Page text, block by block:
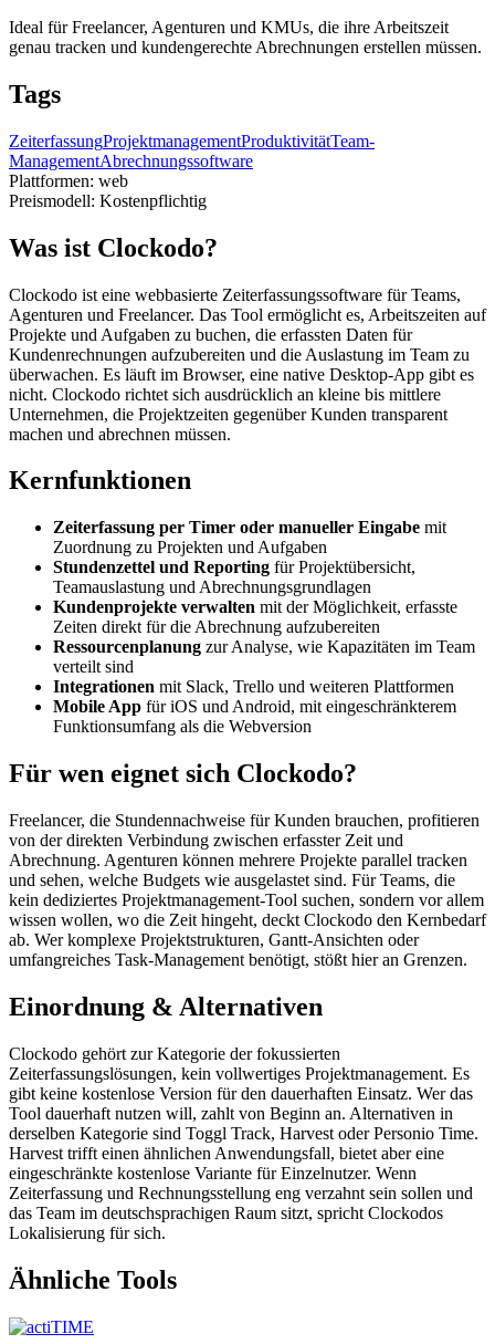
Ideal für Freelancer, Agenturen und KMUs, die ihre Arbeitszeit
genau tracken und kundengerechte Abrechnungen erstellen müssen.
Tags
ZeiterfassungProjektmanagementProduktivitätTeam-
ManagementAbrechnungssoftware
Plattformen: web
Preismodell: Kostenpflichtig
Was ist Clockodo?
Clockodo ist eine webbasierte Zeiterfassungssoftware für Teams,
Agenturen und Freelancer. Das Tool ermöglicht es, Arbeitszeiten auf
Projekte und Aufgaben zu buchen, die erfassten Daten für
Kundenrechnungen aufzubereiten und die Auslastung im Team zu
überwachen. Es läuft im Browser, eine native Desktop-App gibt es
nicht. Clockodo richtet sich ausdrücklich an kleine bis mittlere
Unternehmen, die Projektzeiten gegenüber Kunden transparent
machen und abrechnen müssen.
Kernfunktionen
Zeiterfassung per Timer oder manueller Eingabe mit
Zuordnung zu Projekten und Aufgaben
Stundenzettel und Reporting für Projektübersicht,
Teamauslastung und Abrechnungsgrundlagen
Kundenprojekte verwalten mit der Möglichkeit, erfasste
Zeiten direkt für die Abrechnung aufzubereiten
Ressourcenplanung zur Analyse, wie Kapazitäten im Team
verteilt sind
Integrationen mit Slack, Trello und weiteren Plattformen
Mobile App für iOS und Android, mit eingeschränkterem
Funktionsumfang als die Webversion
Für wen eignet sich Clockodo?
Freelancer, die Stundennachweise für Kunden brauchen, profitieren
von der direkten Verbindung zwischen erfasster Zeit und
Abrechnung. Agenturen können mehrere Projekte parallel tracken
und sehen, welche Budgets wie ausgelastet sind. Für Teams, die
kein dediziertes Projektmanagement-Tool suchen, sondern vor allem
wissen wollen, wo die Zeit hingeht, deckt Clockodo den Kernbedarf
ab. Wer komplexe Projektstrukturen, Gantt-Ansichten oder
umfangreiches Task-Management benötigt, stößt hier an Grenzen.
Einordnung & Alternativen
Clockodo gehört zur Kategorie der fokussierten
Zeiterfassungslösungen, kein vollwertiges Projektmanagement. Es
gibt keine kostenlose Version für den dauerhaften Einsatz. Wer das
Tool dauerhaft nutzen will, zahlt von Beginn an. Alternativen in
derselben Kategorie sind Toggl Track, Harvest oder Personio Time.
Harvest trifft einen ähnlichen Anwendungsfall, bietet aber eine
eingeschränkte kostenlose Variante für Einzelnutzer. Wenn
Zeiterfassung und Rechnungsstellung eng verzahnt sein sollen und
das Team im deutschsprachigen Raum sitzt, spricht Clockodos
Lokalisierung für sich.
Ähnliche Tools